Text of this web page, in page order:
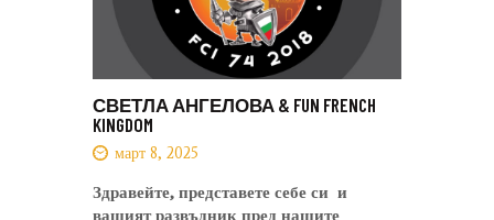
КОНТАКТ
СВЕТЛА АНГЕЛОВА & FUN FRENCH
KINGDOM
март 8, 2025
Здравейте, представете себе си и
вашият развъдник пред нашите